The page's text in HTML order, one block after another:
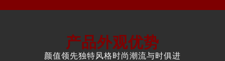
产品外观优势
颜值领先独特风格时尚潮流与时俱进